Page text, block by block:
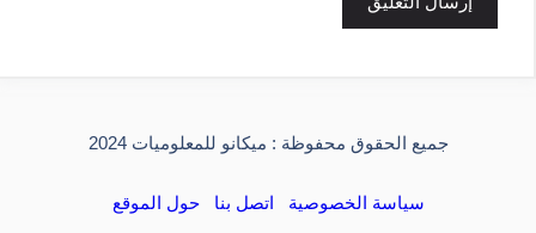
جميع الحقوق محفوظة : ميكانو للمعلوميات 2024
سياسة الخصوصية اتصل بنا حول الموقع